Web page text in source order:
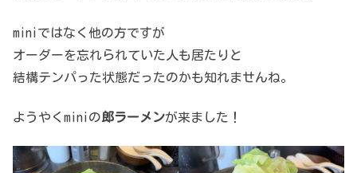
miniではなく他の方ですが
オーダーを忘れられていた人も居たりと
結構テンパった状態だったのかも知れませんね。
ようやくminiの 郎ラーメンが来ました！